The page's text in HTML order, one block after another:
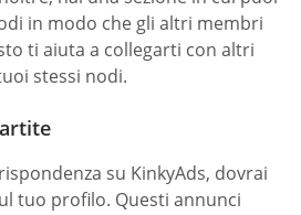
in modo che gli altri membri
ti aiuta a collegarti con altri
stessi nodi.
su KinkyAds, dovrai
tuo profilo. Questi annunci